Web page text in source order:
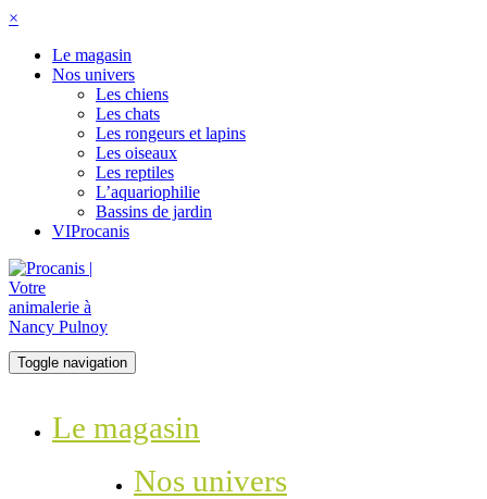
×
Le magasin
Nos univers
Les chiens
Les chats
Les rongeurs et lapins
Les oiseaux
Les reptiles
L’aquariophilie
Bassins de jardin
VIProcanis
Toggle navigation
Le magasin
Nos univers